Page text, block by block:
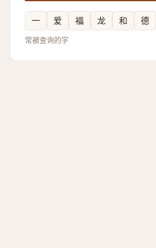
一 爱 福 龙 和 德
常被查询的字